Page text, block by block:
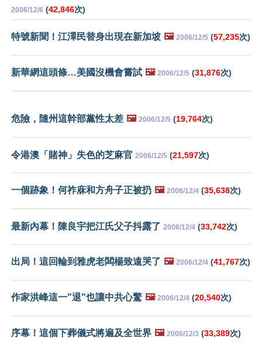
2006/12/6 (42,846次)
特號新聞！江澤民替身出現在新加坡 🖼️ 2006/12/5 (57,235次)
新華網這頭條…美國沒機會嘗試 🖼️ 2006/12/5 (31,876次)
危險，隨州這幹部黨性太差 🖼️ 2006/12/5 (19,764次)
令港澳「賭神」失色的芝麻官 2006/12/5 (21,597次)
一個跡象！何祚庥和方舟子正被扔 🖼️ 2006/12/4 (35,638次)
最新內幕！陳良宇把江氏父子抖露了 2006/12/4 (33,742次)
出局！這回輪到雅虎老闆楊致遠哭了 🖼️ 2006/12/4 (41,767次)
作家洪峰這一"退"也讓中共心驚 🖼️ 2006/12/4 (20,540次)
序幕！這個下葬儀式將遍及全世界 🖼️ 2006/12/3 (33,389次)